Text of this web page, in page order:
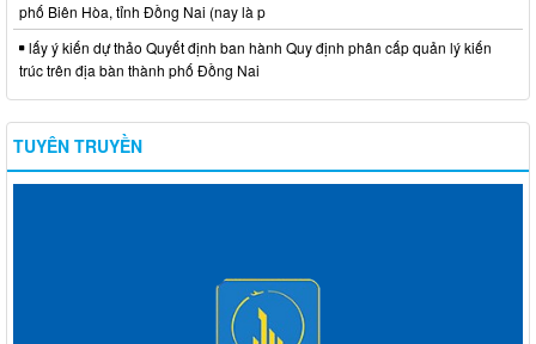
phố Biên Hòa, tỉnh Đồng Nai (nay là p
lấy ý kiến dự thảo Quyết định ban hành Quy định phân cấp quản lý kiến
trúc trên địa bàn thành phố Đồng Nai
TUYÊN TRUYỀN